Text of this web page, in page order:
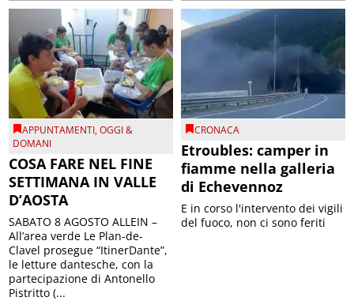
APPUNTAMENTI,OGGI &
DOMANI
COSA FARE NEL FINE
SETTIMANA IN VALLE
D’AOSTA
SABATO 8 AGOSTO ALLEIN –
All’area verde Le Plan-de-
Clavel prosegue “ItinerDante”,
le letture dantesche, con la
partecipazione di Antonello
Pistritto (...
CRONACA
Etroubles: camper in
fiamme nella galleria
di Echevennoz
E in corso l'intervento dei vigili
del fuoco, non ci sono feriti